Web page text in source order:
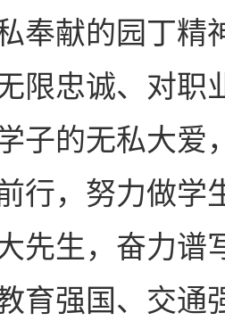
奉献的园丁精
限忠诚、对职
子的无私大爱
行，努力做学
先生，奋力谱
育强国、交通